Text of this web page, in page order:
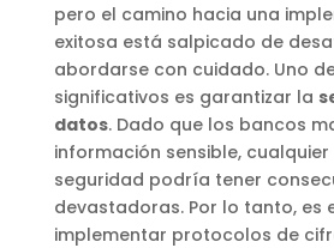
pero el camino hacia una
exitosa está salpicado de
abordarse con cuidado. Uno
significativos es garantizar la
datos. Dado que los bancos
información sensible,
seguridad podría tener
devastadoras. Por lo tanto, es
implementar protocolos de